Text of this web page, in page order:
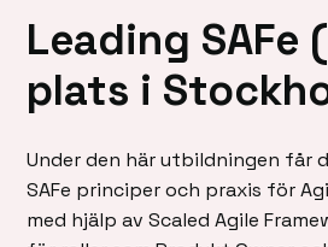
Leading SAFe
plats i
Under den här utbildningen får
SAFe principer och praxis för
med hjälp av Scaled Agile